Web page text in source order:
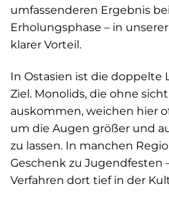
umfassenderen Ergebnis
Erholungsphase – in
klarer Vorteil.
In Ostasien ist die doppelte
Ziel. Monolids, die ohne
auskommen, weichen hier
um die Augen größer und
zu lassen. In manchen
Geschenk zu Jugendfesten
Verfahren dort tief in der